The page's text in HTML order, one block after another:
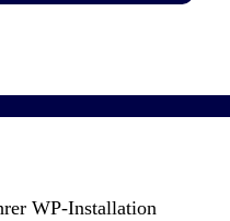
WP-Installation